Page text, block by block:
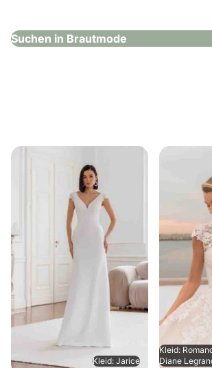
Suchen in Brautmode
Kleid: Jarice
Kleid:
Diane